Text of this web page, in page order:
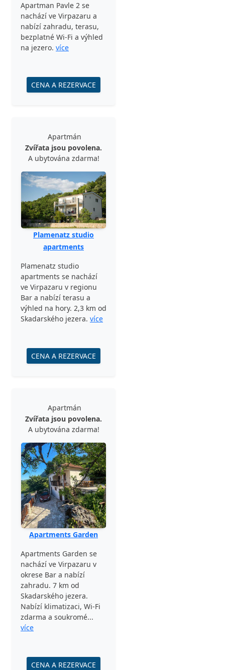
Apartman Pavle 2 se
nachází ve Virpazaru a
nabízí zahradu, terasu,
bezplatné Wi-Fi a výhled
na jezero. více
CENA A REZERVACE
Apartmán
Zvířata jsou povolena.
A ubytována zdarma!
Plamenatz studio
apartments
Plamenatz studio
apartments se nachází
ve Virpazaru v regionu
Bar a nabízí terasu a
výhled na hory. 2,3 km od
Skadarského jezera. více
CENA A REZERVACE
Apartmán
Zvířata jsou povolena.
A ubytována zdarma!
Apartments Garden
Apartments Garden se
nachází ve Virpazaru v
okrese Bar a nabízí
zahradu. 7 km od
Skadarského jezera.
Nabízí klimatizaci, Wi-Fi
zdarma a soukromé...
více
CENA A REZERVACE